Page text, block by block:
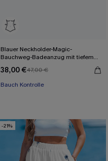
Blauer Neckholder-Magic-
Bauchweg-Badeanzug mit tiefem
38,00 €47,00 €
Bauch Kontrolle
-21%